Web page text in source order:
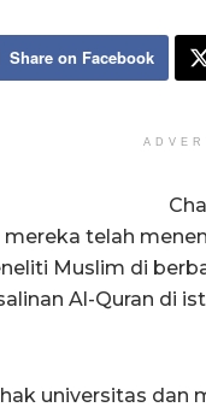
Share on Facebook
telah
Muslim di
Al-Quran di
universitas